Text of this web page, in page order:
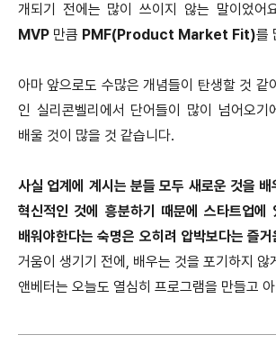
개되기 전에는 많이 쓰이지 않는 말이었어
MVP 만큼 PMF(Product Market Fit)를
아마 앞으로도 수많은 개념들이 탄생할 것 같
인 실리콘벨리에서 단어들이 많이 넘어오기
배울 것이 많을 것 같습니다.
사실 업계에 계시는 분들 모두 새로운 것을
혁신적인 것에 흥분하기 때문에 스타트업에
배워야한다는 숙명은 오히려 압박보다는 즐
거움이 생기기 전에, 배우는 것을 포기하지 않
앤베터는 오늘도 열심히 프로그램을 만들고